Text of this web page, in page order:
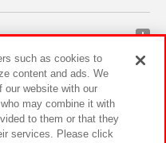
such as cookies to
content and ads. We
our website with our
may combine it with
to them or that they
services. Please click